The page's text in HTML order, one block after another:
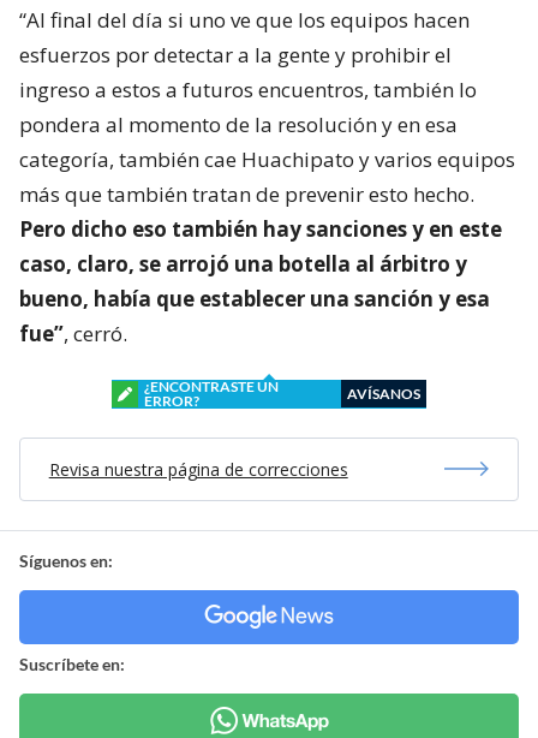
“Al final del día si uno ve que los equipos hacen
esfuerzos por detectar a la gente y prohibir el
ingreso a estos a futuros encuentros, también lo
pondera al momento de la resolución y en esa
categoría, también cae Huachipato y varios equipos
más que también tratan de prevenir esto hecho.
Pero dicho eso también hay sanciones y en este
caso, claro, se arrojó una botella al árbitro y
bueno, había que establecer una sanción y esa
fue”, cerró.
¿ENCONTRASTE UN
ERROR?
AVÍSANOS
Revisa nuestra página de correcciones
Síguenos en:
Suscríbete en: